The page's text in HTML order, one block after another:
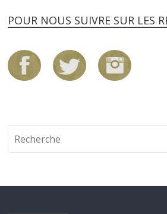
POUR NOUS SUIVRE SUR LES